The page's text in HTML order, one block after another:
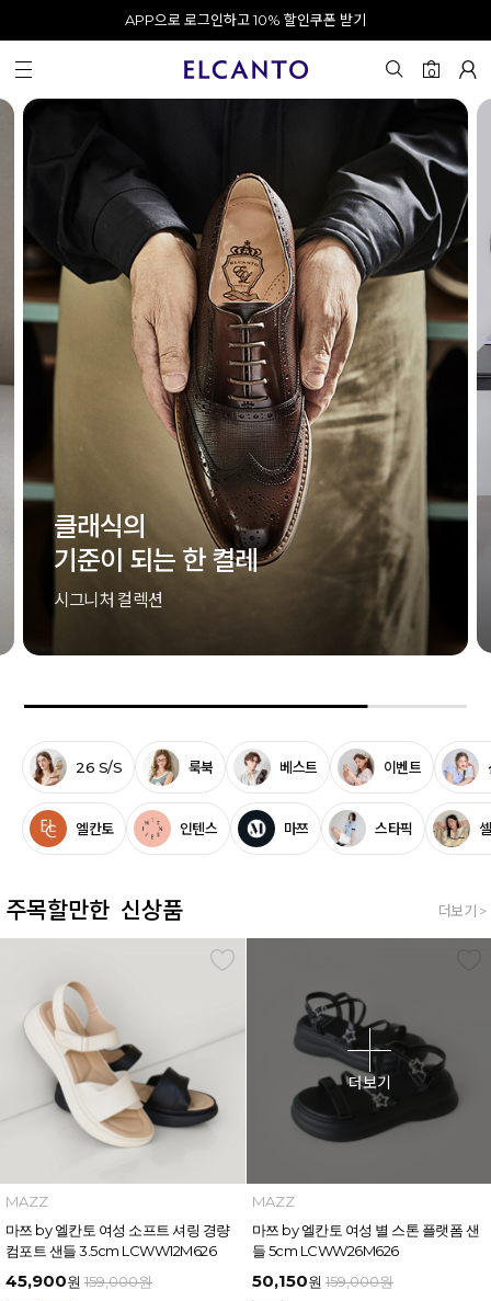
오전 10시 이전 결제 완료 시 오늘 출발!
회원가입 시 최대 20% 쿠폰 지급
카카오 채널 추가 시 10% 쿠폰 증정
APP으로 로그인하고 10% 할인쿠폰 받기
0
클래식의
기준이 되는 한 켤레
시그니처 컬렉션
26 S/S 룩북 베스트 이벤트
엘칸토 인텐스 마쯔 스타픽
주목할만한 신상품 더보기 >
MAZZ
마쯔 by 엘칸토 여성 소프트 셔링 경량
컴포트 샌들 3.5cm LCWW12M626
45,900원 159,000원
더보기
MAZZ
마쯔 by 엘칸토 여성 별 스톤 플랫폼 샌
들 5cm LCWW26M626
50,150원 159,000원